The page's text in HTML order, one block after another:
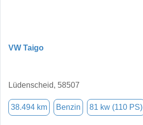
VW Taigo
Lüdenscheid, 58507
38.494 km Benzin 81 kw (110 PS)